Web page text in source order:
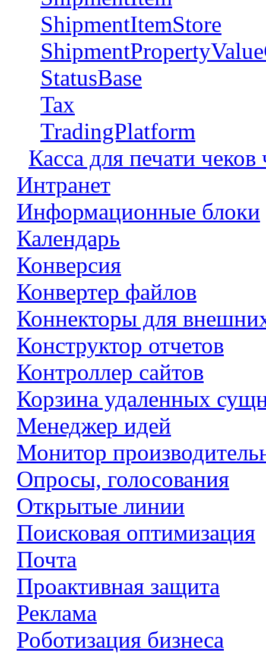
ShipmentItemStore
StatusBase
Tax
TradingPlatform
Касса для печати
Интранет
Информационные блоки
Календарь
Конверсия
Конвертер файлов
Коннекторы для
Конструктор отчетов
Контроллер сайтов
Корзина удаленных
Менеджер идей
Монитор
Опросы, голосования
Открытые линии
Поисковая оптимизация
Почта
Проактивная защита
Реклама
Роботизация бизнеса